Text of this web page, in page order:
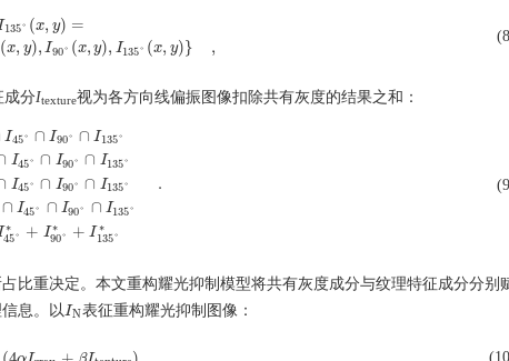
I135° (x, y) =
(x, y), I90° (x, y), I135° (x, y)} ,
°(x, ) min { (x 45 y)
成分Itexture视为各方向线偏振图像扣除共有灰度的结果之和：
I45° ∩ I90° ∩ I135°
I45° ∩ I90° ∩ I135°
I45° ∩ I90° ∩ I135°
∩ I45° ∩ I90° ∩ I135°
∗
45° + I∗
90° + I ∗
135°
.
I 90°∩I 135°I 45 °∗=I − ∩I
比重决定。本文重构耀光抑制模型将共有灰度成分与纹理特征成分分别
息。以 IN
IN表征重构耀光抑制图像：